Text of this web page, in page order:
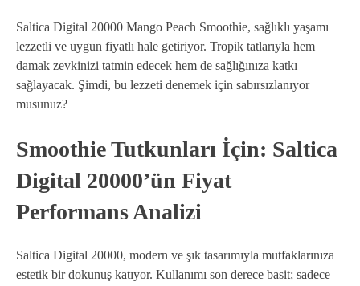
Saltica Digital 20000 Mango Peach Smoothie, sağlıklı yaşamı
lezzetli ve uygun fiyatlı hale getiriyor. Tropik tatlarıyla hem
damak zevkinizi tatmin edecek hem de sağlığınıza katkı
sağlayacak. Şimdi, bu lezzeti denemek için sabırsızlanıyor
musunuz?
Smoothie Tutkunları İçin: Saltica
Digital 20000’ün Fiyat
Performans Analizi
Saltica Digital 20000, modern ve şık tasarımıyla mutfaklarınıza
estetik bir dokunuş katıyor. Kullanımı son derece basit; sadece